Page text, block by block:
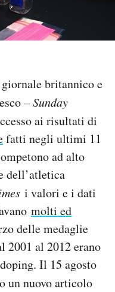
britannico e
–Sunday
ai risultati di
fatti negli ultimi 11
ad alto
dell’atletica
i valori e i dati
molti ed
delle medaglie
2001 al 2012 erano
Il 15 agosto
un nuovo articolo